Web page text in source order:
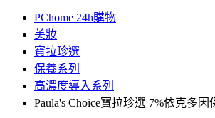
PChome 24h購物
美妝
寶拉珍選
保養系列
高濃度導入系列
Paula's Choice寶拉珍選 7%依克多